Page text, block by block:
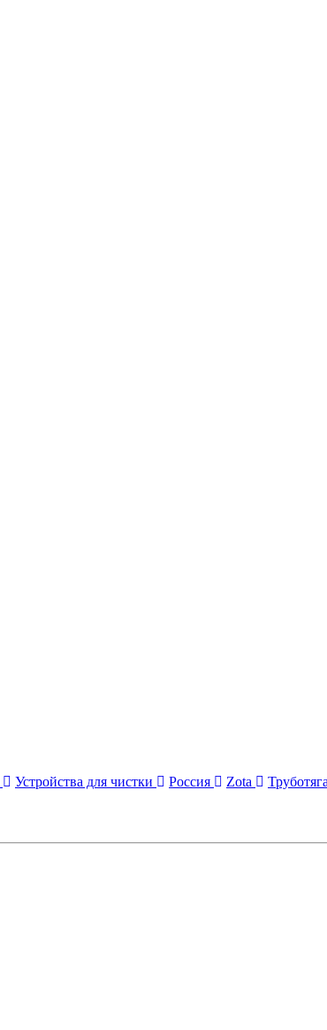
Устройства для чистки Россия Zota Труботяга